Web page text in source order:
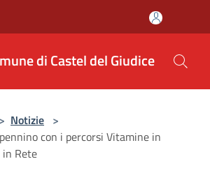
di Castel del Giudice
> Notizie >
con i percorsi Vitamine in
in Rete